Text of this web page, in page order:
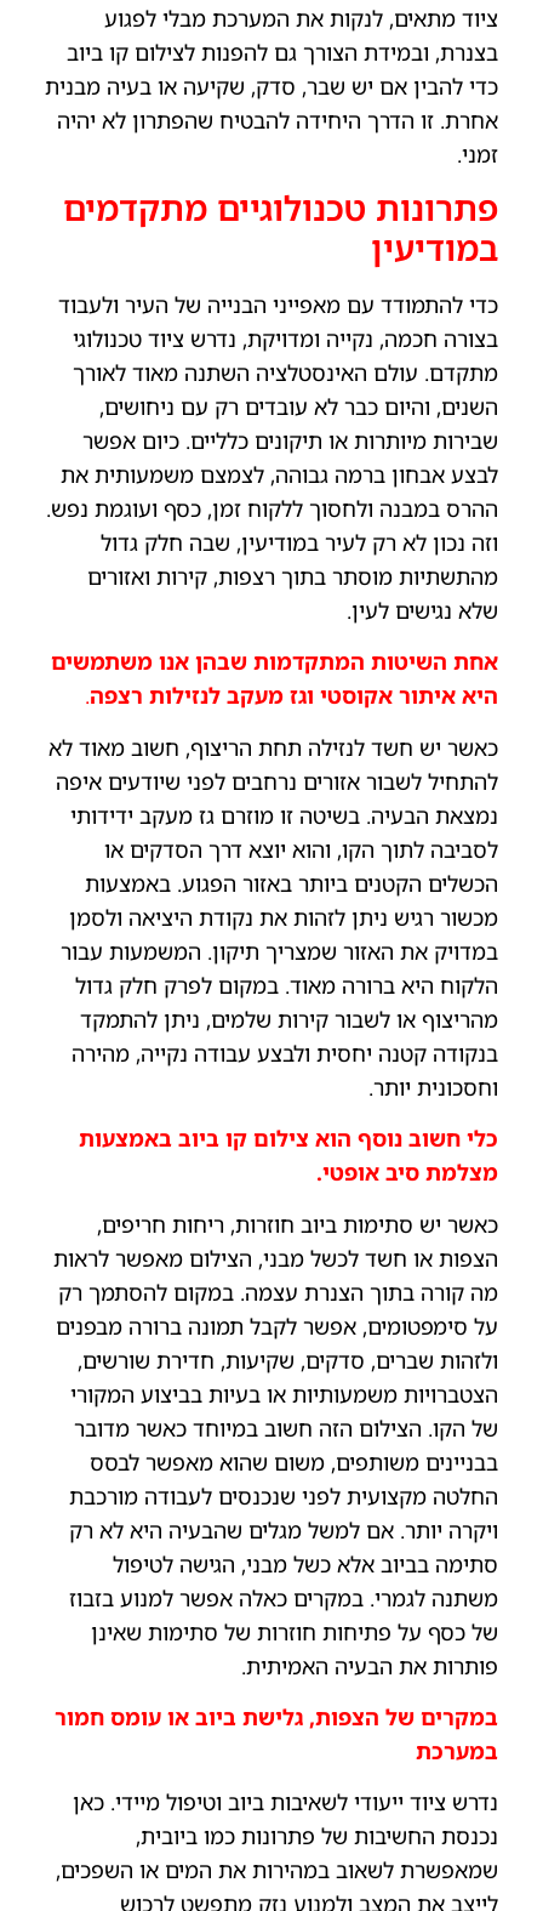
ציוד מתאים, לנקות את המערכת מבלי לפגוע
בצנרת, ובמידת הצורך גם להפנות לצילום קו ביוב
כדי להבין אם יש שבר, סדק, שקיעה או בעיה מבנית
אחרת. זו הדרך היחידה להבטיח שהפתרון לא יהיה
זמני.
פתרונות טכנולוגיים מתקדמים
במודיעין
כדי להתמודד עם מאפייני הבנייה של העיר ולעבוד
בצורה חכמה, נקייה ומדויקת, נדרש ציוד טכנולוגי
מתקדם. עולם האינסטלציה השתנה מאוד לאורך
השנים, והיום כבר לא עובדים רק עם ניחושים,
שבירות מיותרות או תיקונים כלליים. כיום אפשר
לבצע אבחון ברמה גבוהה, לצמצם משמעותית את
ההרס במבנה ולחסוך ללקוח זמן, כסף ועוגמת נפש.
וזה נכון לא רק לעיר במודיעין, שבה חלק גדול
מהתשתיות מוסתר בתוך רצפות, קירות ואזורים
שלא נגישים לעין.
אחת השיטות המתקדמות שבהן אנו משתמשים
היא איתור אקוסטי וגז מעקב לנזילות רצפה.
כאשר יש חשד לנזילה תחת הריצוף, חשוב מאוד לא
להתחיל לשבור אזורים נרחבים לפני שיודעים איפה
נמצאת הבעיה. בשיטה זו מוזרם גז מעקב ידידותי
לסביבה לתוך הקו, והוא יוצא דרך הסדקים או
הכשלים הקטנים ביותר באזור הפגוע. באמצעות
מכשור רגיש ניתן לזהות את נקודת היציאה ולסמן
במדויק את האזור שמצריך תיקון. המשמעות עבור
הלקוח היא ברורה מאוד. במקום לפרק חלק גדול
מהריצוף או לשבור קירות שלמים, ניתן להתמקד
בנקודה קטנה יחסית ולבצע עבודה נקייה, מהירה
וחסכונית יותר.
כלי חשוב נוסף הוא צילום קו ביוב באמצעות
מצלמת סיב אופטי.
כאשר יש סתימות ביוב חוזרות, ריחות חריפים,
הצפות או חשד לכשל מבני, הצילום מאפשר לראות
מה קורה בתוך הצנרת עצמה. במקום להסתמך רק
על סימפטומים, אפשר לקבל תמונה ברורה מבפנים
ולזהות שברים, סדקים, שקיעות, חדירת שורשים,
הצטברויות משמעותיות או בעיות בביצוע המקורי
של הקו. הצילום הזה חשוב במיוחד כאשר מדובר
בבניינים משותפים, משום שהוא מאפשר לבסס
החלטה מקצועית לפני שנכנסים לעבודה מורכבת
ויקרה יותר. אם למשל מגלים שהבעיה היא לא רק
סתימה בביוב אלא כשל מבני, הגישה לטיפול
משתנה לגמרי. במקרים כאלה אפשר למנוע בזבוז
של כסף על פתיחות חוזרות של סתימות שאינן
פותרות את הבעיה האמיתית.
במקרים של הצפות, גלישת ביוב או עומס חמור
במערכת
נדרש ציוד ייעודי לשאיבות ביוב וטיפול מיידי. כאן
נכנסת החשיבות של פתרונות כמו ביובית,
שמאפשרת לשאוב במהירות את המים או השפכים,
לייצב את המצב ולמנוע נזק מתפשט לרכוש